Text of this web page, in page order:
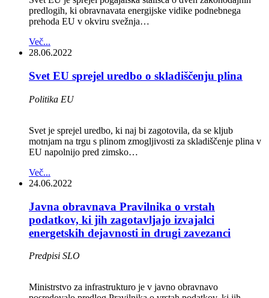
predlogih, ki obravnavata energijske vidike podnebnega
prehoda EU v okviru svežnja…
Več...
28.06.2022
Svet EU sprejel uredbo o skladiščenju plina
Politika EU
Svet je sprejel uredbo, ki naj bi zagotovila, da se kljub
motnjam na trgu s plinom zmogljivosti za skladiščenje plina v
EU napolnijo pred zimsko…
Več...
24.06.2022
Javna obravnava Pravilnika o vrstah
podatkov, ki jih zagotavljajo izvajalci
energetskih dejavnosti in drugi zavezanci
Predpisi SLO
Ministrstvo za infrastrukturo je v javno obravnavo